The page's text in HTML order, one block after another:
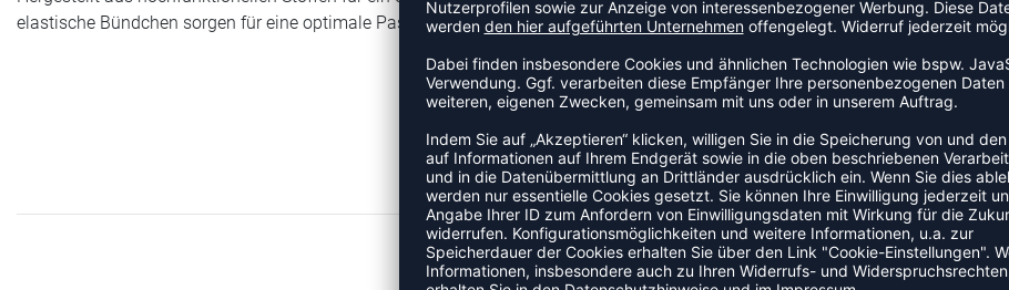
elastische Bündchen sorgen für eine optimale Passform.
ZULETZT ANGESEHEN